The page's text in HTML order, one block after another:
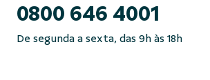
0800 646 4001
De segunda a sexta, das 9h às 18h